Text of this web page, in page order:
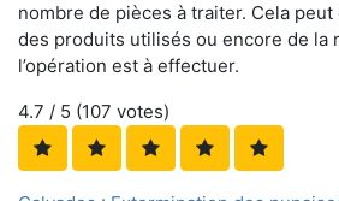
nombre de pièces à traiter. Cela
des produits utilisés ou encore de la
l’opération est à effectuer.
4.7 / 5 (107 votes)